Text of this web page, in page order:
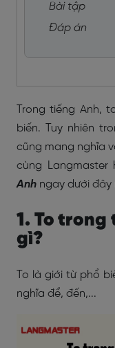
Bài tập
Đáp án
Trong tiếng Anh,
biến. Tuy nhiên
cũng mang nghĩa
cùng Langmaster
Anh ngay dưới đây
1. To trong
gì?
To là giới từ phổ
nghĩa để, đến,...